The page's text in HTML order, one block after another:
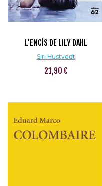
L'ENCÍS DE LILY DAHL
Siri Hustvedt
21,90 €